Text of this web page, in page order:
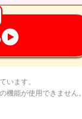
います。
機能が使用できません。